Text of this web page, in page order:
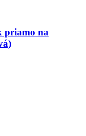
priamo na